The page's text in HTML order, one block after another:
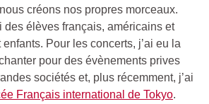
créons nos propres morceaux.
des élèves français, américains et
Pour les concerts, j’ai eu la
pour des évènements prives
sociétés et, plus récemment, j’ai
Français international de Tokyo.